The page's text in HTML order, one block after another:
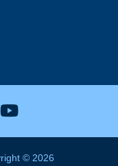
Facebook
X
Város
Hévíz Város
© 2026